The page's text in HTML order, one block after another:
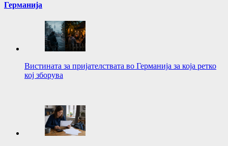
Германија
Вистината за пријателствата во Германија за која ретко
кој зборува